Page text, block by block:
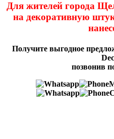
Для жителей города
на декоративную
Получите выгодное
позвонив